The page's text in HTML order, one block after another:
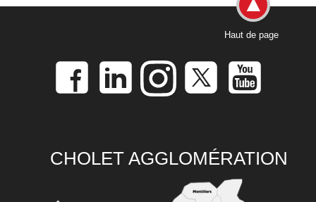
Haut de page
CHOLET AGGLOMÉRATION